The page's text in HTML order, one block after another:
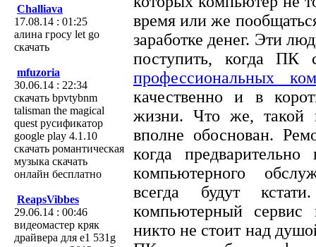
Challiava
17.08.14 : 01:25
алина гросу let go
скачать
mfuzoria
30.06.14 : 22:34
скачать bpvtybnm
talisman the magical
quest русификатор
google play 4.1.10
скачать романтическая
музыка скачать
онлайн бесплатно
ReapsVibbes
29.06.14 : 00:46
видеомастер кряк
драйвера для e1 531g
время или же
заработке денег. Эти
поступить, когда ПК
профессиональных
качественно и в
жизни. Что же, такой
вполне обоснован.
когда
компьютерного
всегда будут
компьютерный сервис
никто не стоит над